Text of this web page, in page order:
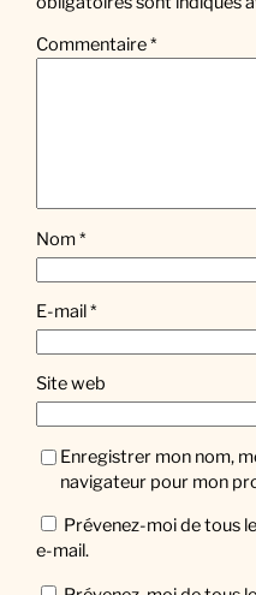
Commentaire*
Nom*
E-mail*
Site web
Enregistrer mon nom,
navigateur pour mon
Prévenez-moi de tous
e-mail.